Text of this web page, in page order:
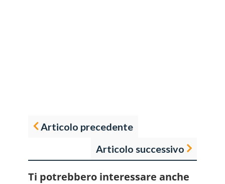
Articolo precedente
Articolo successivo
Ti potrebbero interessare anche